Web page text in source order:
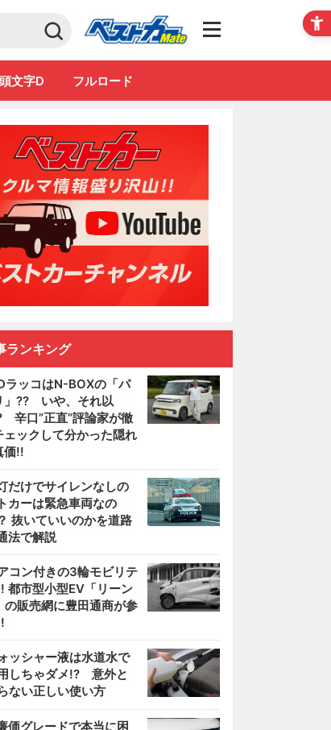
Club
頭文字D フルロード
ランキング
ラッコはN-BOXの「パ
」?? いや、それ以
辛口”正直”評論家が徹
ェックして分かった隠れ
価!!
だけでサイレンなしの
カーは緊急車両なの
抜いていいのかを道路
法で解説
コン付きの3輪モビリテ
都市型小型EV「リーン
の販売網に豊田通商が参
ッシャー液は水道水で
しちゃダメ!? 意外と
ない正しい使い方
価グレードで本当に困